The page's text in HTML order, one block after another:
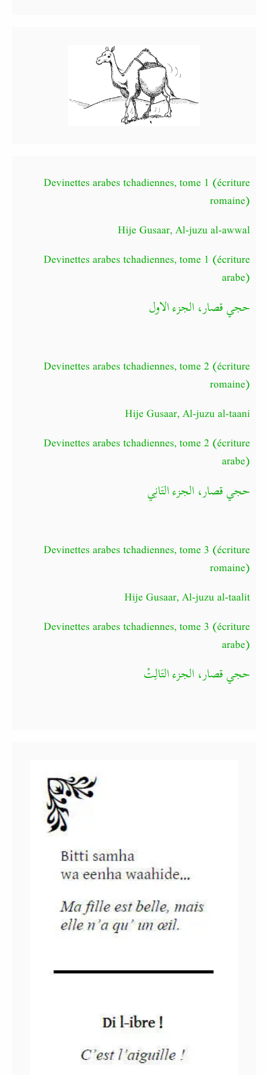
Devinettes arabes tchadiennes, tome 1 (écriture
romaine)
Hije Gusaar, Al-juzu al-awwal
Devinettes arabes tchadiennes, tome 1 (écriture
arabe)
حجي قصار، الجزء الاول
Devinettes arabes tchadiennes, tome 2 (écriture
romaine)
Hije Gusaar, Al-juzu al-taani
Devinettes arabes tchadiennes, tome 2 (écriture
arabe)
حجي قصار، الجزء التَانِي
Devinettes arabes tchadiennes, tome 3 (écriture
romaine)
Hije Gusaar, Al-juzu al-taalit
Devinettes arabes tchadiennes, tome 3 (écriture
arabe)
حجي قصار، الجزء التَالِتْ